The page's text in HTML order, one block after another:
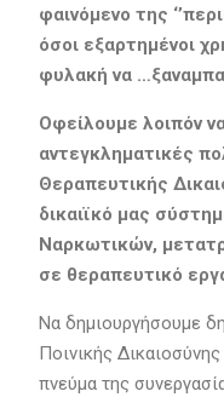
φαινόμενο της
όσοι εξαρτημένοι
φυλακή να
Οφείλουμε λοιπόν
αντεγκληματικές
Θεραπευτικής
δικαιϊκό μας
Ναρκωτικών,
σε θεραπευτικό
Να δημιουργήσουμε
Ποινικής
πνεύμα της